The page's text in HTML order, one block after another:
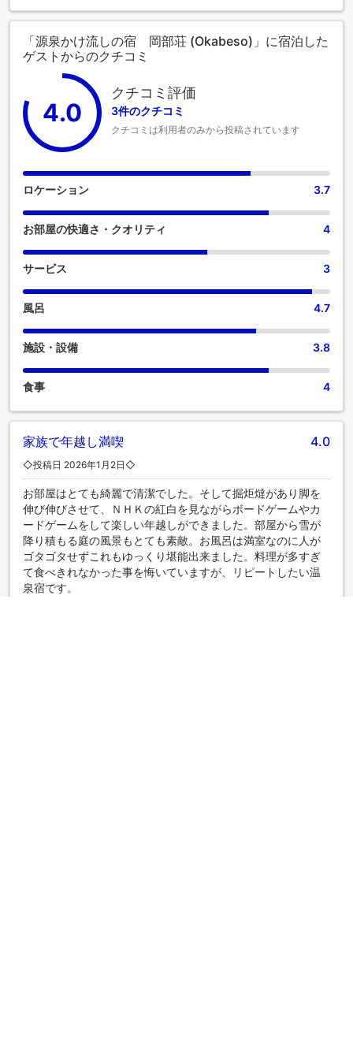
「源泉かけ流しの宿 岡部荘 (Okabeso)」に宿泊した
ゲストからのクチコミ
4.0
クチコミ評価
3件のクチコミ
クチコミは利用者のみから投稿されています
ロケーション 3.7
お部屋の快適さ・クオリティ 4
サービス 3
風呂 4.7
施設・設備 3.8
食事 4
家族で年越し満喫 4.0
◇投稿日 2026年1月2日◇
お部屋はとても綺麗で清潔でした。そして掘炬燵があり脚を
伸び伸びさせて、ＮＨＫの紅白を見ながらボードゲームやカ
ードゲームをして楽しい年越しができました。部屋から雪が
降り積もる庭の風景もとても素敵。お風呂は満室なのに人が
ゴタゴタせずこれもゆっくり堪能出来ました。料理が多すぎ
て食べきれなかった事を悔いていますが、リピートしたい温
泉宿です。